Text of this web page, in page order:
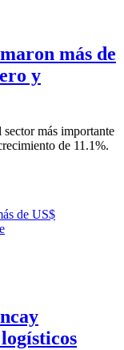
más de
y
más importante
de 11.1%.